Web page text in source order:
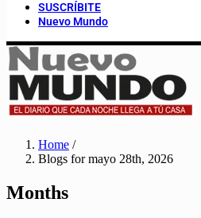
SUSCRÍBITE
Nuevo Mundo
Home /
Blogs for mayo 28th, 2026
Months